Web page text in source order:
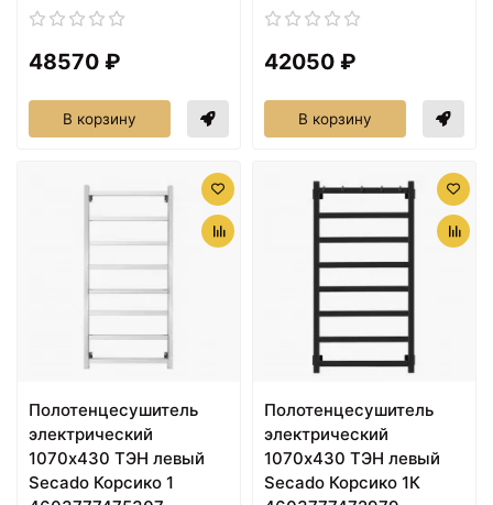
48570 ₽
В корзину
42050 ₽
В корзину
Полотенцесушитель
электрический
1070х430 ТЭН левый
Secado Корсико 1
Полотенцесушитель
электрический
1070х430 ТЭН левый
Secado Корсико 1К